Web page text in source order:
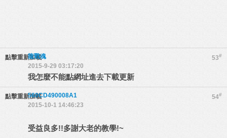
點擊重新加載 53#
龍戰魂
2015-9-29 03:17:20
我怎麼不能點網址進去下載更新
點擊重新加載 54#
560CD490008A1
2015-10-1 14:46:23
受益良多!!多謝大老的教學!~